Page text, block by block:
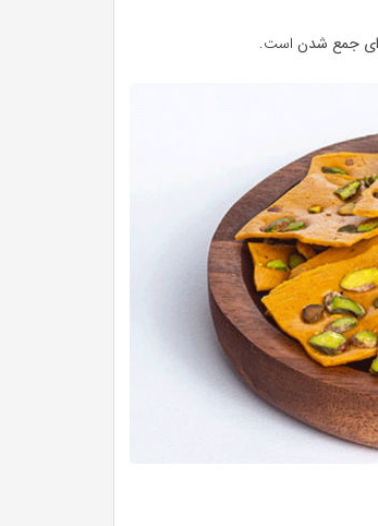
جمع شدن است.